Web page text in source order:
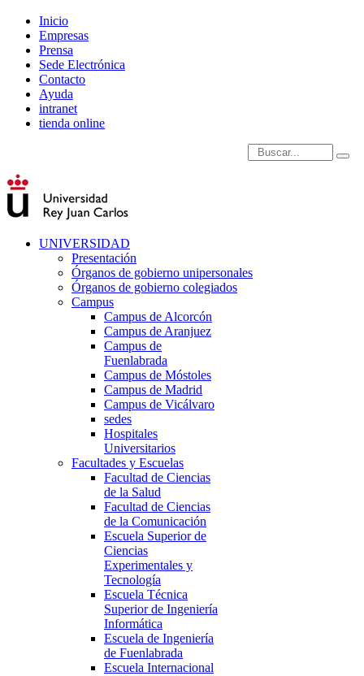
Inicio
Empresas
Prensa
Sede Electrónica
Contacto
Ayuda
intranet
tienda online
Introduce términos de
UNIVERSIDAD
Presentación
Órganos de gobierno unipersonales
Órganos de gobierno colegiados
Campus
Campus de Alcorcón
Campus de Aranjuez
Campus de
Fuenlabrada
Campus de Móstoles
Campus de Madrid
Campus de Vicálvaro
sedes
Hospitales
Universitarios
Facultades y Escuelas
Facultad de Ciencias
de la Salud
Facultad de Ciencias
de la Comunicación
Escuela Superior de
Ciencias
Experimentales y
Tecnología
Escuela Técnica
Superior de Ingeniería
Informática
Escuela de Ingeniería
de Fuenlabrada
Escuela Internacional